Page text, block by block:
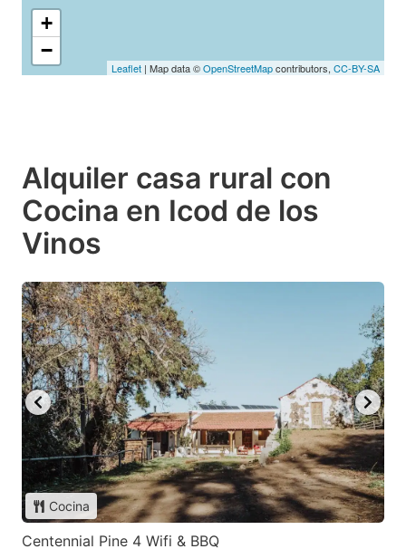
+
−
Leaflet | Map data ©OpenStreetMapcontributors, CC-BY-SA
Alquiler casa rural con
Cocina en Icod de los
Vinos
Cocina
Centennial Pine 4 Wifi & BBQ